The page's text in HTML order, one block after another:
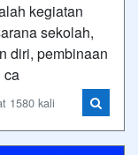
kegiatan
sekolah,
diri, pembinaan
ca
1580 kali